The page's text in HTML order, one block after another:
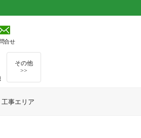
合せ
その他
>>
工事エリア